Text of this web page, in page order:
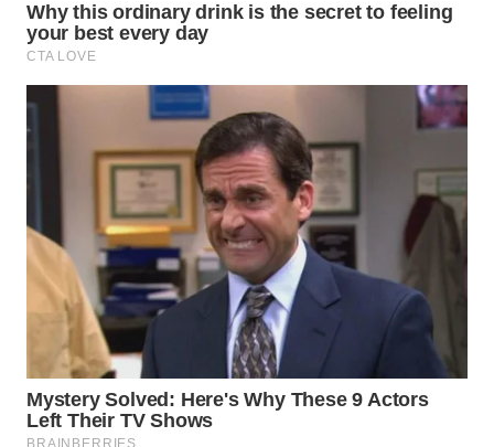
JATIM
KALTENG
WN
KALTARA
WN
KALSEL